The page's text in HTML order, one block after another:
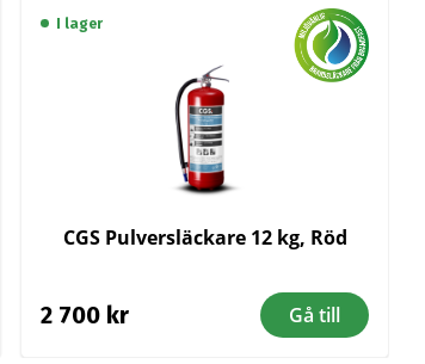
I lager
CGS Pulversläckare 12 kg, Röd
2 700 kr Gå till